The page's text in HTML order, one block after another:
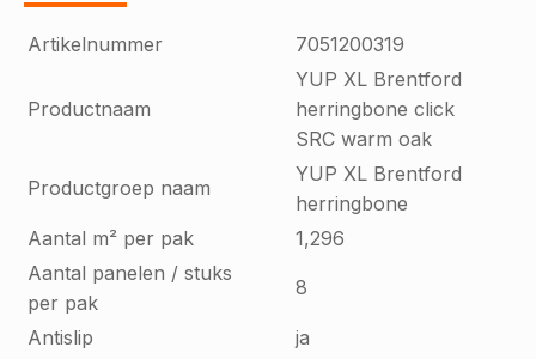
Artikelnummer 7051200319
Productnaam
YUP XL Brentford
herringbone click
SRC warm oak
Productgroep naam
YUP XL Brentford
herringbone
Aantal m² per pak
1,296
Aantal panelen / stuks
per pak
8
Antislip
ja